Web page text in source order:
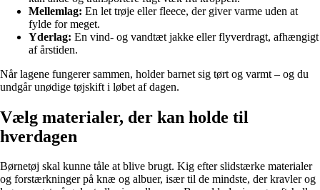
Mellemlag: En let trøje eller fleece, der giver varme uden at
fylde for meget.
Yderlag: En vind- og vandtæt jakke eller flyverdragt, afhængigt
af årstiden.
Når lagene fungerer sammen, holder barnet sig tørt og varmt – og du
undgår unødige tøjskift i løbet af dagen.
Vælg materialer, der kan holde til
hverdagen
Børnetøj skal kunne tåle at blive brugt. Kig efter slidstærke materialer
og forstærkninger på knæ og albuer, især til de mindste, der kravler og